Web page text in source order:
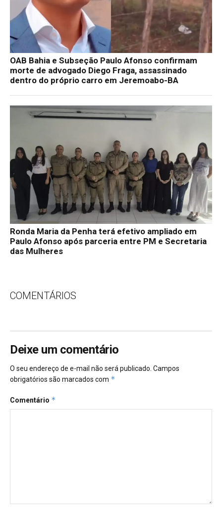
OAB Bahia e Subseção Paulo Afonso confirmam
morte de advogado Diego Fraga, assassinado
dentro do próprio carro em Jeremoabo-BA
Ronda Maria da Penha terá efetivo ampliado em
Paulo Afonso após parceria entre PM e Secretaria
das Mulheres
COMENTÁRIOS
Deixe um comentário
O seu endereço de e-mail não será publicado. Campos
obrigatórios são marcados com *
Comentário *